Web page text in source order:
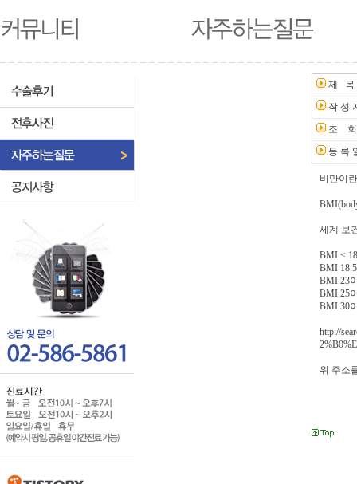
제 목
작 성
조 회
등 록
비만이
세계 보
BMI <
BMI
BMI 23
BMI 25
BMI 30
http://
위 주소